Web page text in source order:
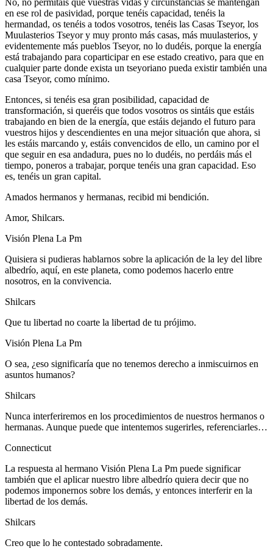
en ese rol de pasividad, porque tenéis capacidad, tenéis la
hermandad, os tenéis a todos vosotros, tenéis las Casas Tseyor, los
Muulasterios Tseyor y muy pronto más casas, más muulasterios, y
evidentemente más pueblos Tseyor, no lo dudéis, porque la energía
está trabajando para coparticipar en ese estado creativo, para que en
cualquier parte donde exista un tseyoriano pueda existir también una
casa Tseyor, como mínimo.
Entonces, si tenéis esa gran posibilidad, capacidad de
transformación, si queréis que todos vosotros os sintáis que estáis
trabajando en bien de la energía, que estáis dejando el futuro para
vuestros hijos y descendientes en una mejor situación que ahora, si
les estáis marcando y, estáis convencidos de ello, un camino por el
que seguir en esa andadura, pues no lo dudéis, no perdáis más el
tiempo, poneros a trabajar, porque tenéis una gran capacidad. Eso
es, tenéis un gran capital.
Amados hermanos y hermanas, recibid mi bendición.
Amor, Shilcars.
Visión Plena La Pm
Quisiera si pudieras hablarnos sobre la aplicación de la ley del libre
albedrío, aquí, en este planeta, como podemos hacerlo entre
nosotros, en la convivencia.
Shilcars
Que tu libertad no coarte la libertad de tu prójimo.
Visión Plena La Pm
O sea, ¿eso significaría que no tenemos derecho a inmiscuirnos en
asuntos humanos?
Shilcars
Nunca interferiremos en los procedimientos de nuestros hermanos o
hermanas. Aunque puede que intentemos sugerirles, referenciarles…
Connecticut
La respuesta al hermano Visión Plena La Pm puede significar
también que el aplicar nuestro libre albedrío quiera decir que no
podemos imponernos sobre los demás, y entonces interferir en la
libertad de los demás.
Shilcars
Creo que lo he contestado sobradamente.